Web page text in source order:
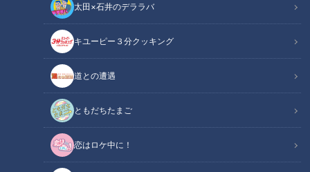
太田×石井のデララバ
キユーピー３分クッキング
道との遭遇
ともだちたまご
恋はロケ中に！
10分映画の映像･音声･音楽までAIが作成！人間が作ったのはストーリー
だけ 教育や工場などあらゆる分野で広がるAI 便利な一方で“偽情報”など
この記事の画像